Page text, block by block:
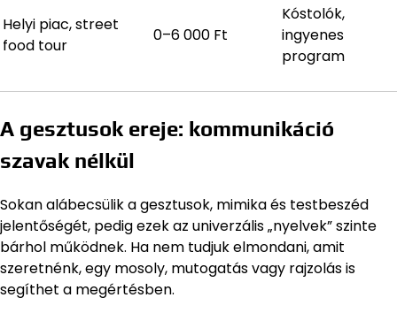
Helyi piac, street
food tour
0–6 000 Ft
Kóstolók,
ingyenes
program
A gesztusok ereje: kommunikáció
szavak nélkül
Sokan alábecsülik a gesztusok, mimika és testbeszéd
jelentőségét, pedig ezek az univerzális „nyelvek” szinte
bárhol működnek. Ha nem tudjuk elmondani, amit
szeretnénk, egy mosoly, mutogatás vagy rajzolás is
segíthet a megértésben.